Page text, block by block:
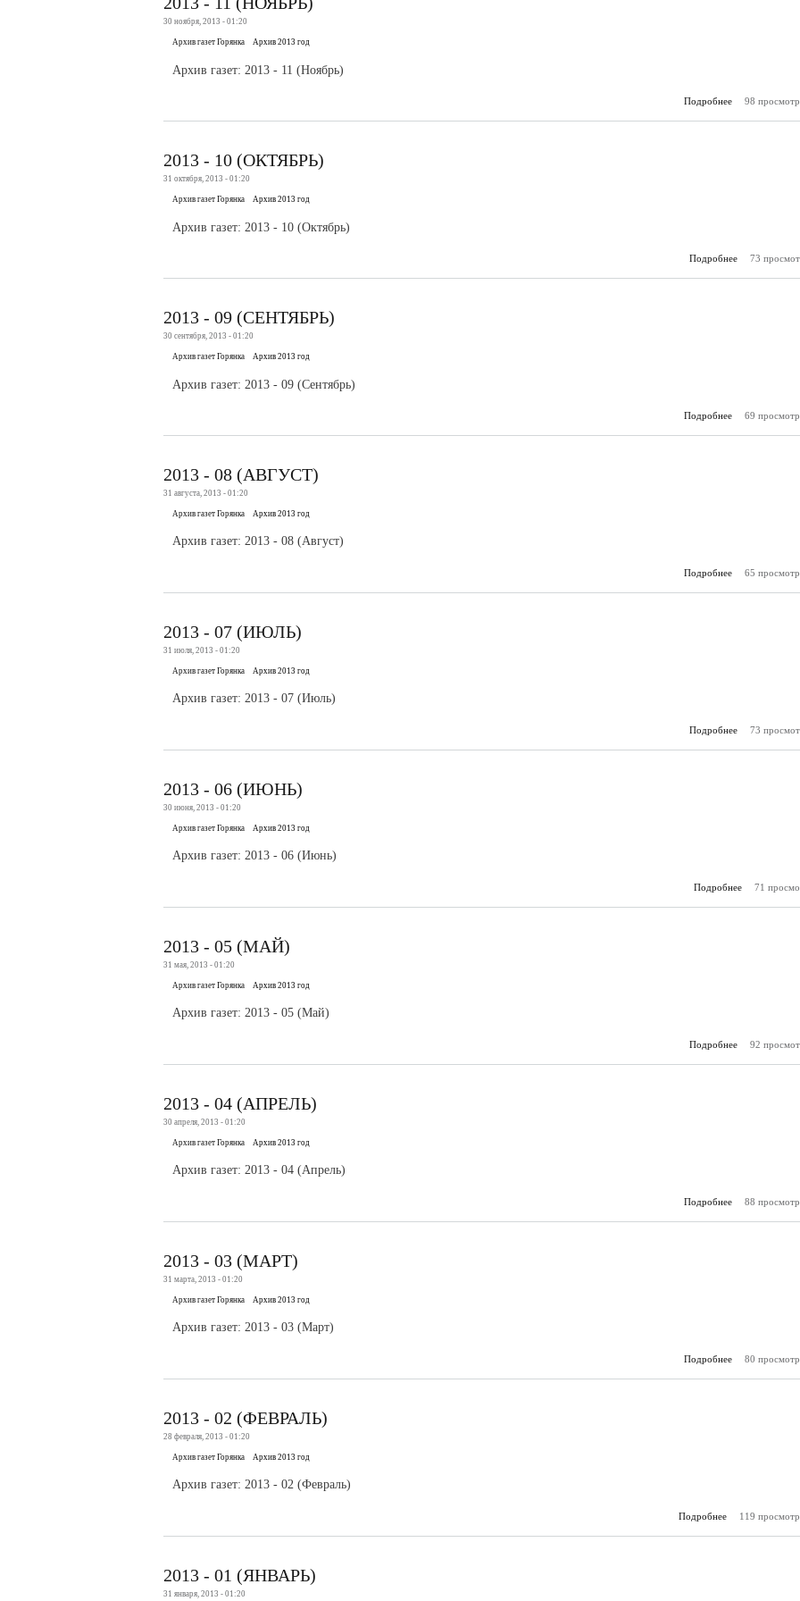
30 ноября, 2013 - 01:20
Архив газет Горянка Архив 2013 год
Архив газет: 2013 - 11 (Ноябрь)
Подробнее о 2013 - 11
98
2013 - 10 (ОКТЯБРЬ)
31 октября, 2013 - 01:20
Архив газет Горянка Архив 2013 год
Архив газет: 2013 - 10 (Октябрь)
Подробнее о 2013 - 10
73
2013 - 09 (СЕНТЯБРЬ)
30 сентября, 2013 - 01:20
Архив газет Горянка Архив 2013 год
Архив газет: 2013 - 09 (Сентябрь)
Подробнее о 2013 - 09
69
2013 - 08 (АВГУСТ)
31 августа, 2013 - 01:20
Архив газет Горянка Архив 2013 год
Архив газет: 2013 - 08 (Август)
Подробнее о 2013 - 08
65
2013 - 07 (ИЮЛЬ)
31 июля, 2013 - 01:20
Архив газет Горянка Архив 2013 год
Архив газет: 2013 - 07 (Июль)
Подробнее о 2013 - 07
73
2013 - 06 (ИЮНЬ)
30 июня, 2013 - 01:20
Архив газет Горянка Архив 2013 год
Архив газет: 2013 - 06 (Июнь)
Подробнее о 2013 - 06
71
2013 - 05 (МАЙ)
31 мая, 2013 - 01:20
Архив газет Горянка Архив 2013 год
Архив газет: 2013 - 05 (Май)
Подробнее о 2013 - 05
92
2013 - 04 (АПРЕЛЬ)
30 апреля, 2013 - 01:20
Архив газет Горянка Архив 2013 год
Архив газет: 2013 - 04 (Апрель)
Подробнее о 2013 - 04
88
2013 - 03 (МАРТ)
31 марта, 2013 - 01:20
Архив газет Горянка Архив 2013 год
Архив газет: 2013 - 03 (Март)
Подробнее о 2013 - 03
80
2013 - 02 (ФЕВРАЛЬ)
28 февраля, 2013 - 01:20
Архив газет Горянка Архив 2013 год
Архив газет: 2013 - 02 (Февраль)
Подробнее о 2013 - 02
119
2013 - 01 (ЯНВАРЬ)
31 января, 2013 - 01:20